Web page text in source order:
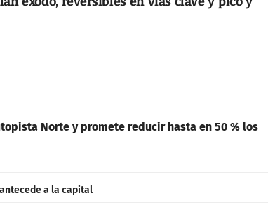
Norte y promete reducir hasta en 50 % los
a la capital